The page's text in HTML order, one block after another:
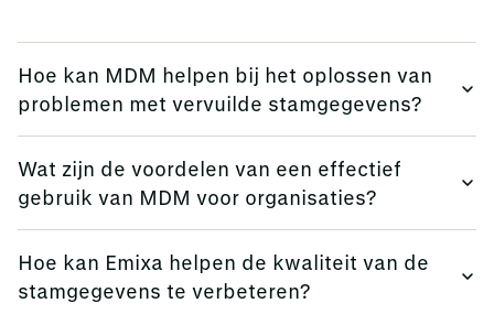
Hoe kan MDM helpen bij het oplossen van
problemen met vervuilde stamgegevens?
of dubbele gegevens. Het zorgt automatisch voor
afstemming van records tussen systemen, voorkomt
versnippering en garandeert dat iedereen met dezelfde
betrouwbare bron werkt. Dit bespaart niet alleen tijd en
voorkomt dubbel werk, maar verhoogt ook de efficiëntie en
de klanttevredenheid dankzij zuiverdere, betrouwbaardere
Wat zijn de voordelen van een effectief
gebruik van MDM voor organisaties?
organisaties over duidelijke en betrouwbare gegevens
waarop ze daadwerkelijk kunnen vertrouwen. Het maakt
Hoe kan Emixa helpen de kwaliteit van de
stamgegevens te verbeteren?